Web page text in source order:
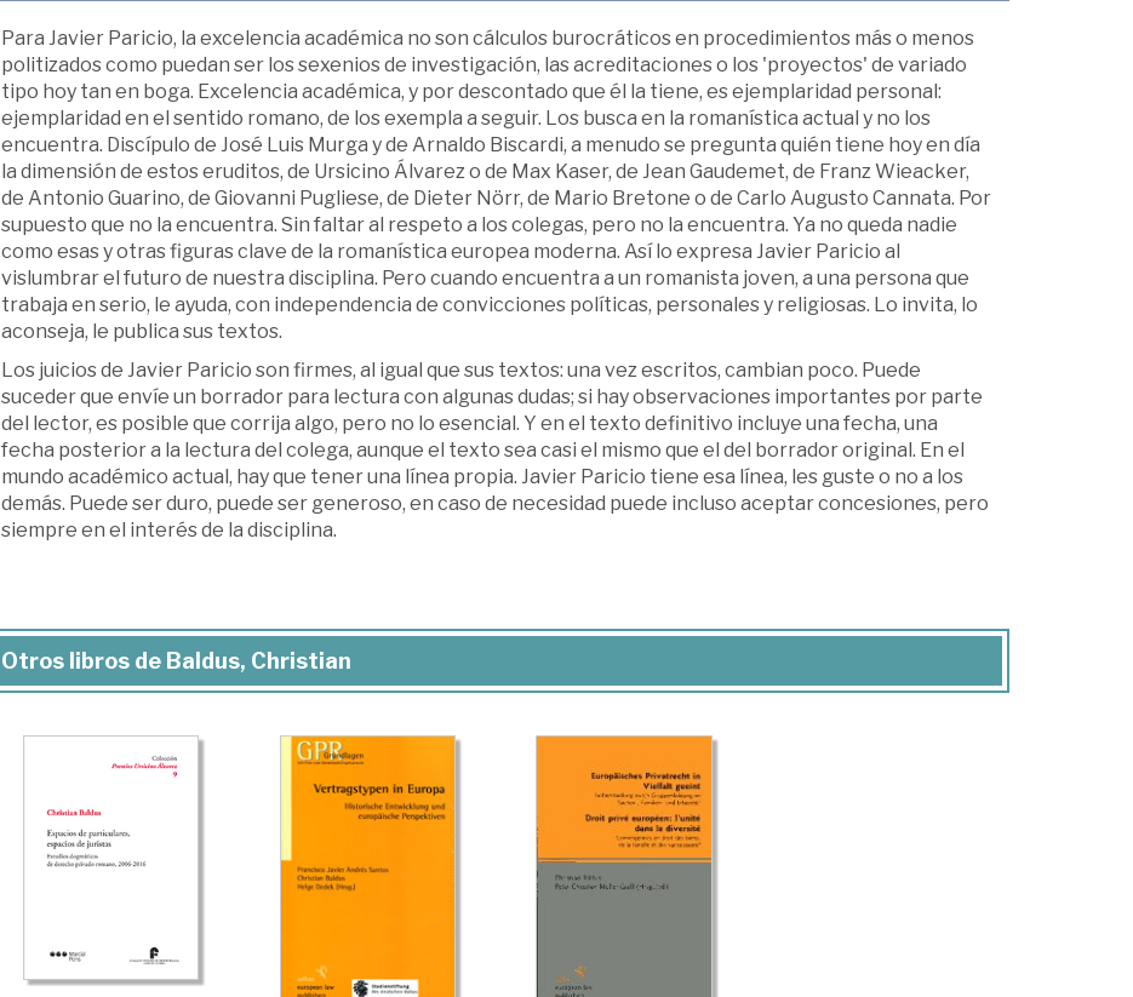
Para Javier Paricio, la excelencia académica no son cálculos burocráticos en procedimientos más o menos
politizados como puedan ser los sexenios de investigación, las acreditaciones o los 'proyectos' de variado
tipo hoy tan en boga. Excelencia académica, y por descontado que él la tiene, es ejemplaridad personal:
ejemplaridad en el sentido romano, de los exempla a seguir. Los busca en la romanística actual y no los
encuentra. Discípulo de José Luis Murga y de Arnaldo Biscardi, a menudo se pregunta quién tiene hoy en día
la dimensión de estos eruditos, de Ursicino Álvarez o de Max Kaser, de Jean Gaudemet, de Franz Wieacker,
de Antonio Guarino, de Giovanni Pugliese, de Dieter Nörr, de Mario Bretone o de Carlo Augusto Cannata. Por
supuesto que no la encuentra. Sin faltar al respeto a los colegas, pero no la encuentra. Ya no queda nadie
como esas y otras figuras clave de la romanística europea moderna. Así lo expresa Javier Paricio al
vislumbrar el futuro de nuestra disciplina. Pero cuando encuentra a un romanista joven, a una persona que
trabaja en serio, le ayuda, con independencia de convicciones políticas, personales y religiosas. Lo invita, lo
aconseja, le publica sus textos.
Los juicios de Javier Paricio son firmes, al igual que sus textos: una vez escritos, cambian poco. Puede
suceder que envíe un borrador para lectura con algunas dudas; si hay observaciones importantes por parte
del lector, es posible que corrija algo, pero no lo esencial. Y en el texto definitivo incluye una fecha, una
fecha posterior a la lectura del colega, aunque el texto sea casi el mismo que el del borrador original. En el
mundo académico actual, hay que tener una línea propia. Javier Paricio tiene esa línea, les guste o no a los
demás. Puede ser duro, puede ser generoso, en caso de necesidad puede incluso aceptar concesiones, pero
siempre en el interés de la disciplina.
Otros libros de Baldus, Christian